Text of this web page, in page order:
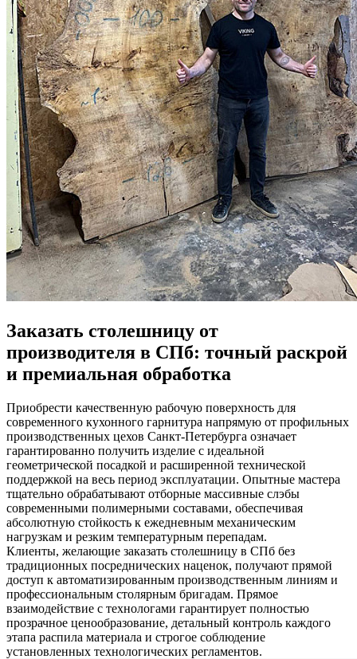
Заказать столешницу от
производителя в СПб: точный раскрой
и премиальная обработка
Приобрести качественную рабочую поверхность для
современного кухонного гарнитура напрямую от профильных
производственных цехов Санкт-Петербурга означает
гарантированно получить изделие с идеальной
геометрической посадкой и расширенной технической
поддержкой на весь период эксплуатации. Опытные мастера
тщательно обрабатывают отборные массивные слэбы
современными полимерными составами, обеспечивая
абсолютную стойкость к ежедневным механическим
нагрузкам и резким температурным перепадам.
Клиенты, желающие заказать столешницу в СПб без
традиционных посреднических наценок, получают прямой
доступ к автоматизированным производственным линиям и
профессиональным столярным бригадам. Прямое
взаимодействие с технологами гарантирует полностью
прозрачное ценообразование, детальный контроль каждого
этапа распила материала и строгое соблюдение
установленных технологических регламентов.